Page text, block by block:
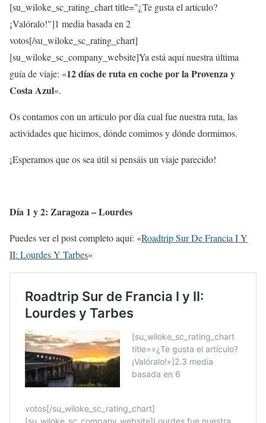
[su_wiloke_sc_rating_chart title="¿Te gusta el artículo?
¡Valóralo!"]1 media basada en 2
votos[/su_wiloke_sc_rating_chart]
[su_wiloke_sc_company_website]Ya está aquí nuestra última
guía de viaje: «12 días de ruta en coche por la Provenza y
Costa Azul«.
Os contamos con un artículo por día cual fue nuestra ruta, las
actividades que hicimos, dónde comimos y dónde dormimos.
¡Esperamos que os sea útil si pensáis un viaje parecido!
Día 1 y 2: Zaragoza – Lourdes
Puedes ver el post completo aquí: «Roadtrip Sur De Francia I Y
II: Lourdes Y Tarbes»